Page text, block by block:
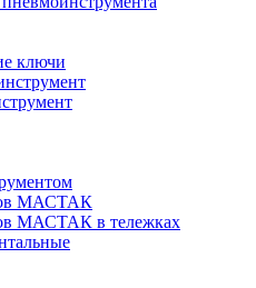
ключи
МАСТАК
МАСТАК в тележках